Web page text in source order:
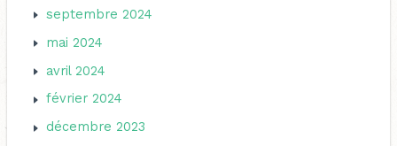
septembre 2024
mai 2024
avril 2024
février 2024
décembre 2023